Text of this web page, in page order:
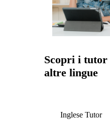
Scopri i
altre lingue
Inglese Tutor